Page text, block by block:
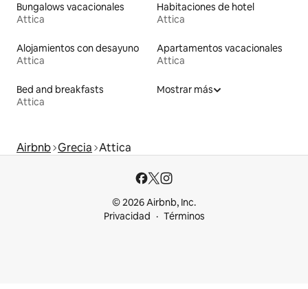
Bungalows vacacionales
Attica
Habitaciones de hotel
Attica
Alojamientos con desayuno
Attica
Apartamentos vacacionales
Attica
Bed and breakfasts
Attica
Mostrar más
Airbnb Grecia Attica
© 2026 Airbnb, Inc.
Privacidad
Términos